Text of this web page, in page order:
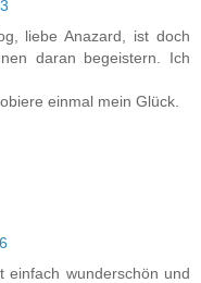
liebe Anazard, ist doch
daran begeistern. Ich
einmal mein Glück.
einfach wunderschön und